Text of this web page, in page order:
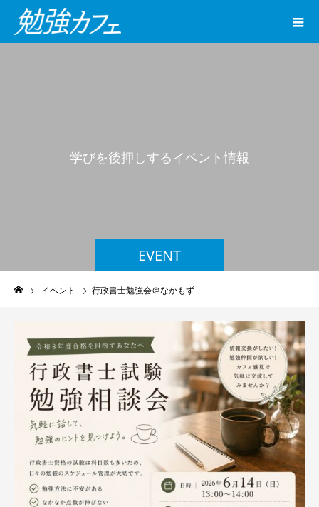
EVENT
学びを後押 しするイベン ト情報
イベント 行政書士勉強会＠なかもず